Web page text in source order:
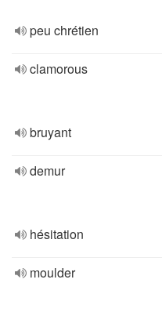
peu chrétien
clamorous
bruyant
demur
hésitation
moulder